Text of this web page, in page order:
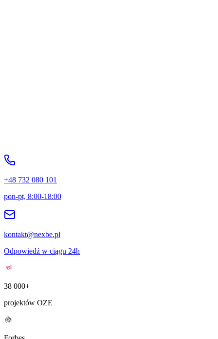
+48 732 080 101
pon-pt, 8:00-18:00
kontakt@nexbe.pl
Odpowiedź w ciągu 24h
38 000+
projektów OZE